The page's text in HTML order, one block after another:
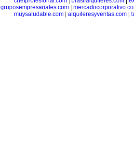
gruposempresariales.com
muysaludable.com
alquileresyventas.com